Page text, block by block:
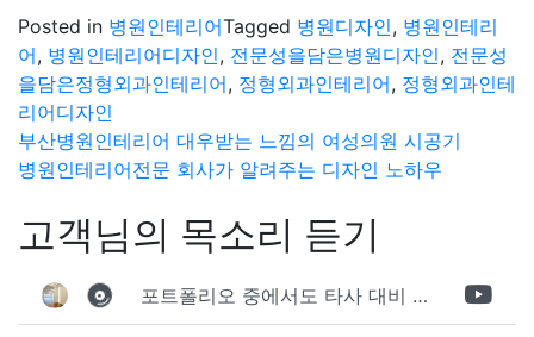
Posted in 병원인테리어Tagged 병원디자인, 병원인테리
어, 병원인테리어디자인, 전문성을담은병원디자인, 전문성
을담은정형외과인테리어, 정형외과인테리어, 정형외과인테
리어디자인
글
탐
색
부산병원인테리어 대우받는 느낌의 여성의원 시공기
병원인테리어전문 회사가 알려주는 디자인 노하우
고객님의 목소리 듣기
포트폴리오 중에서도 타사 대비 상세하게 진행되는것 같다는 느낌을 많이 받았습니다. 시공 기반과 디자인기반의 인테리어 회사의 차이점을 알게되었는데 인테리어 디자인 기반의 회사와의 컨텍이 굉장히 만족스러웠습니다.